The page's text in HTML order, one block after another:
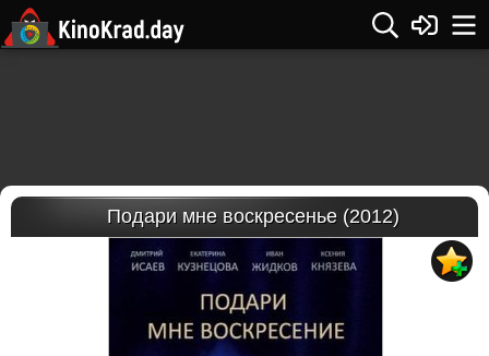
Подари мне воскресенье (2012)